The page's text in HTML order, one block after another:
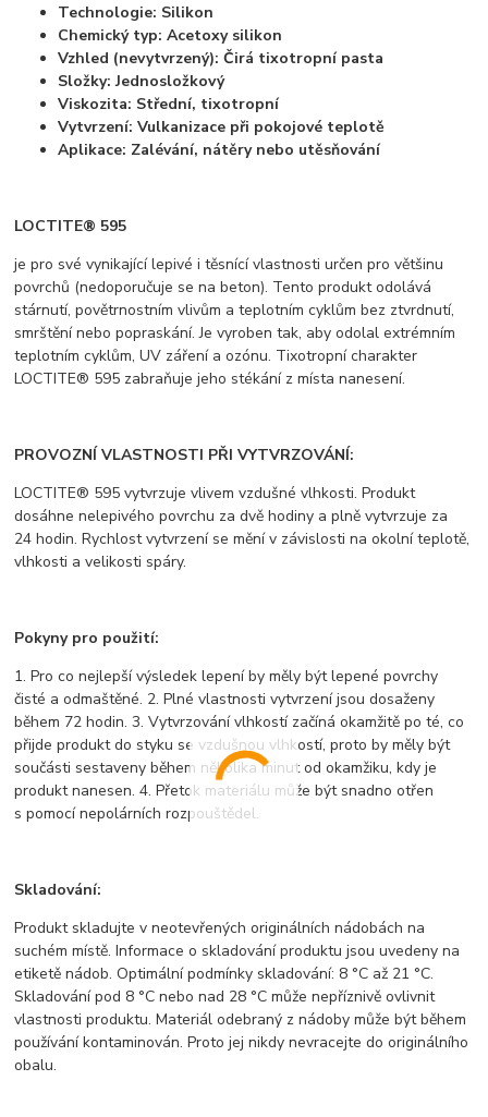
Technologie: Silikon
Chemický typ: Acetoxy silikon
Vzhled (nevytvrzený): Čirá tixotropní pasta
Složky: Jednosložkový
Viskozita: Střední, tixotropní
Vytvrzení: Vulkanizace při pokojové teplotě
Aplikace: Zalévání, nátěry nebo utěsňování
LOCTITE® 595
je pro své vynikající lepivé i těsnící vlastnosti určen pro většinu
povrchů (nedoporučuje se na beton). Tento produkt odolává
stárnutí, povětrnostním vlivům a teplotním cyklům bez ztvrdnutí,
smrštění nebo popraskání. Je vyroben tak, aby odolal extrémním
teplotním cyklům, UV záření a ozónu. Tixotropní charakter
LOCTITE® 595 zabraňuje jeho stékání z místa nanesení.
PROVOZNÍ VLASTNOSTI PŘI VYTVRZOVÁNÍ:
LOCTITE® 595 vytvrzuje vlivem vzdušné vlhkosti. Produkt
dosáhne nelepivého povrchu za dvě hodiny a plně vytvrzuje za
24 hodin. Rychlost vytvrzení se mění v závislosti na okolní teplotě,
vlhkosti a velikosti spáry.
Pokyny pro použití:
1. Pro co nejlepší výsledek lepení by měly být lepené povrchy
čisté a odmaštěné. 2. Plné vlastnosti vytvrzení jsou dosaženy
během 72 hodin. 3. Vytvrzování vlhkostí začíná okamžitě po té, co
přijde produkt do styku se vzdušnou vlhkostí, proto by měly být
součásti sestaveny během několika minut od okamžiku, kdy je
produkt nanesen. 4. Přetok materiálu může být snadno otřen
s pomocí nepolárních rozpouštědel.
Skladování:
Produkt skladujte v neotevřených originálních nádobách na
suchém místě. Informace o skladování produktu jsou uvedeny na
etiketě nádob. Optimální podmínky skladování: 8 °C až 21 °C.
Skladování pod 8 °C nebo nad 28 °C může nepříznivě ovlivnit
vlastnosti produktu. Materiál odebraný z nádoby může být během
používání kontaminován. Proto jej nikdy nevracejte do originálního
obalu.